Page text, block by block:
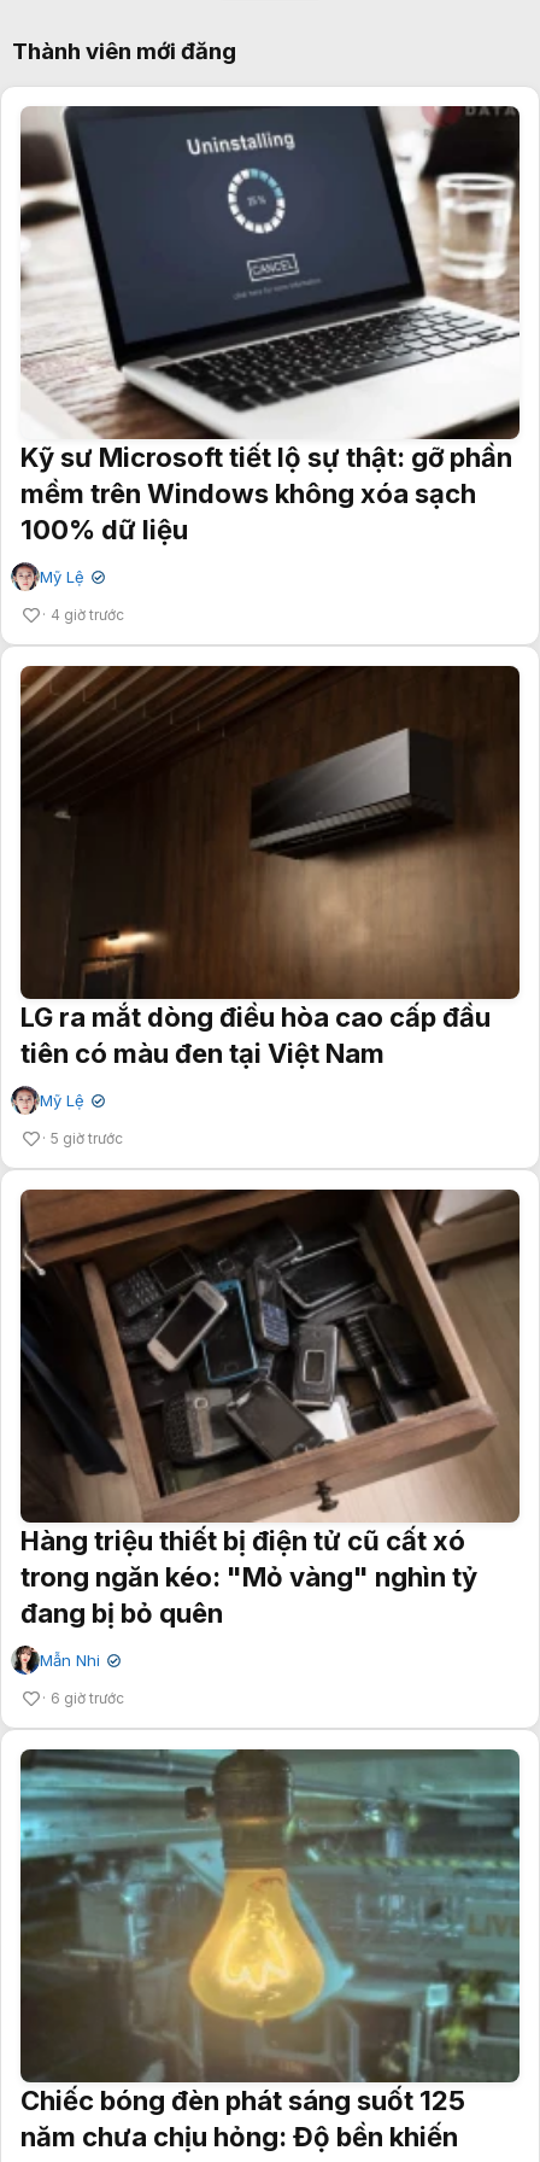
Thành viên mới đăng
Kỹ sư Microsoft tiết lộ sự thật: gỡ phần
mềm trên Windows không xóa sạch
100% dữ liệu
Mỹ Lệ ✔
4 giờ trước
LG ra mắt dòng điều hòa cao cấp đầu
tiên có màu đen tại Việt Nam
Mỹ Lệ ✔
5 giờ trước
Hàng triệu thiết bị điện tử cũ cất xó
trong ngăn kéo: "Mỏ vàng" nghìn tỷ
đang bị bỏ quên
Mẫn Nhi ✔
6 giờ trước
Chiếc bóng đèn phát sáng suốt 125
năm chưa chịu hỏng: Độ bền khiến